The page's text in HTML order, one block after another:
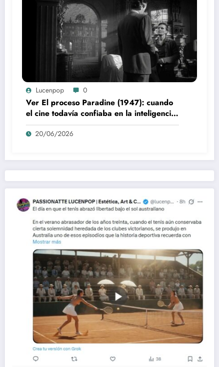
Lucenpop 0
Ver El proceso Paradine (1947): cuando
el cine todavía confiaba en la inteligencia
del espectador
20/06/2026